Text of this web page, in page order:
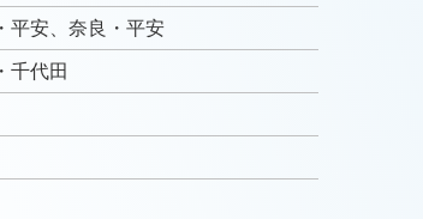
平安、奈良・平安
千代田